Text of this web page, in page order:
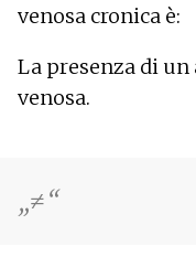
venosa cronica è:
La presenza di
venosa.
≠